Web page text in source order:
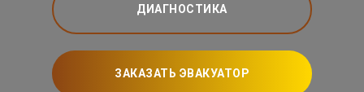
ДИАГНОСТИКА
ЗАКАЗАТЬ ЭВАКУАТОР